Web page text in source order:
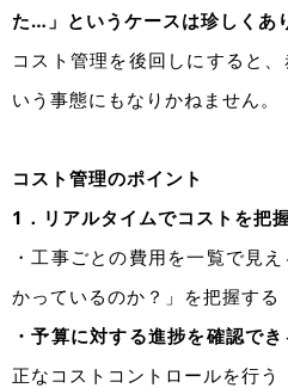
た…」というケースは珍しくあ
コスト管理を後回しにすると
いう事態にもなりかねません。
コスト管理のポイント
1．リアルタイムでコストを把
・工事ごとの費用を一覧で見
かっているのか？」を把握する
・予算に対する進捗を確認で
正なコストコントロールを行う